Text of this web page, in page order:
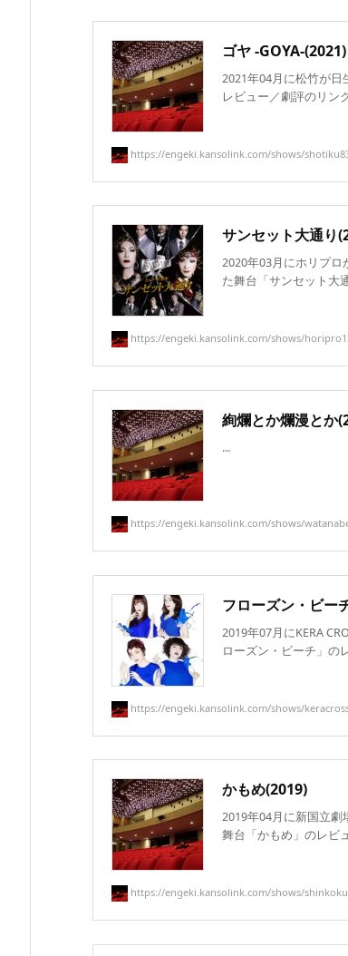
ゴヤ -GOYA-(2021)
2021年04月に松竹が日
レビュー／劇評のリン
https://engeki.kansolink.com/shows/
サンセット大通り
2020年03月にホリプロ
た舞台「サンセット大
https://engeki.kansolink.com/shows/
絢爛とか爛漫とか
...
https://engeki.kansolink.com/shows/
フローズン・ビー
2019年07月にKERA
ローズン・ビーチ」の
https://engeki.kansolink.com/shows/
かもめ(2019)
2019年04月に新国立劇
舞台「かもめ」のレビ
https://engeki.kansolink.com/shows/